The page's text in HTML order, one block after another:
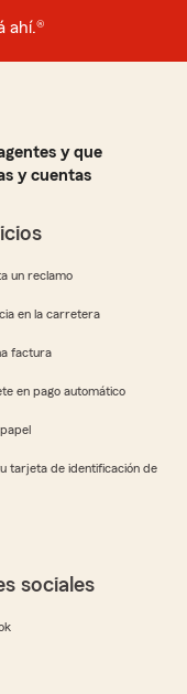
ahí.®
y que
y cuentas
un reclamo
en la carretera
factura
en pago automático
tarjeta de identificación de
sociales